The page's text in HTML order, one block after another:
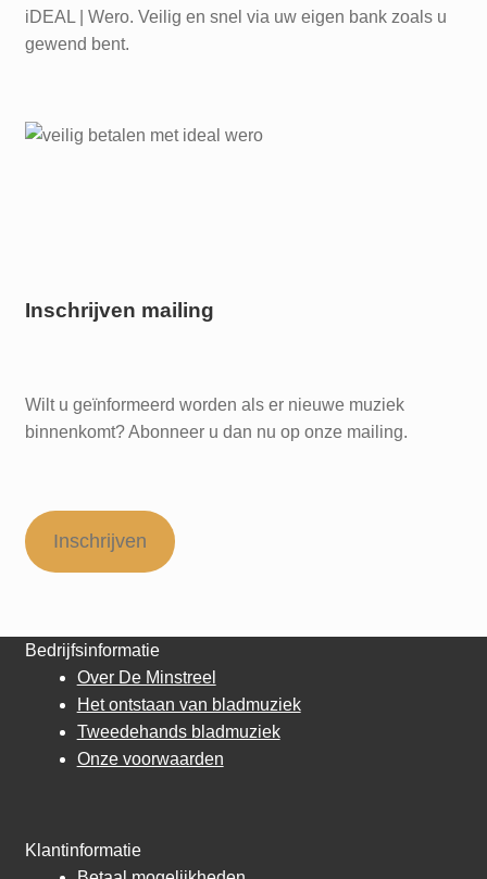
iDEAL | Wero. Veilig en snel via uw eigen bank zoals u
gewend bent.
Inschrijven mailing
Wilt u geïnformeerd worden als er nieuwe muziek
binnenkomt? Abonneer u dan nu op onze mailing.
Inschrijven
Bedrijfsinformatie
Over De Minstreel
Het ontstaan van bladmuziek
Tweedehands bladmuziek
Onze voorwaarden
Klantinformatie